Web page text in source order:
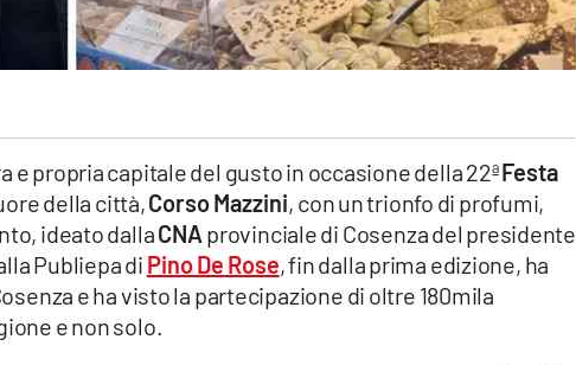
e propria capitale del gusto in occasione della 22ªFesta
della città,Corso Mazzini, con un trionfo di profumi,
ideato dallaCNA provinciale di Cosenza del presidente
Publiepa di Pino De Rose, fin dalla prima edizione, ha
e ha visto la partecipazione di oltre 180mila
e non solo.